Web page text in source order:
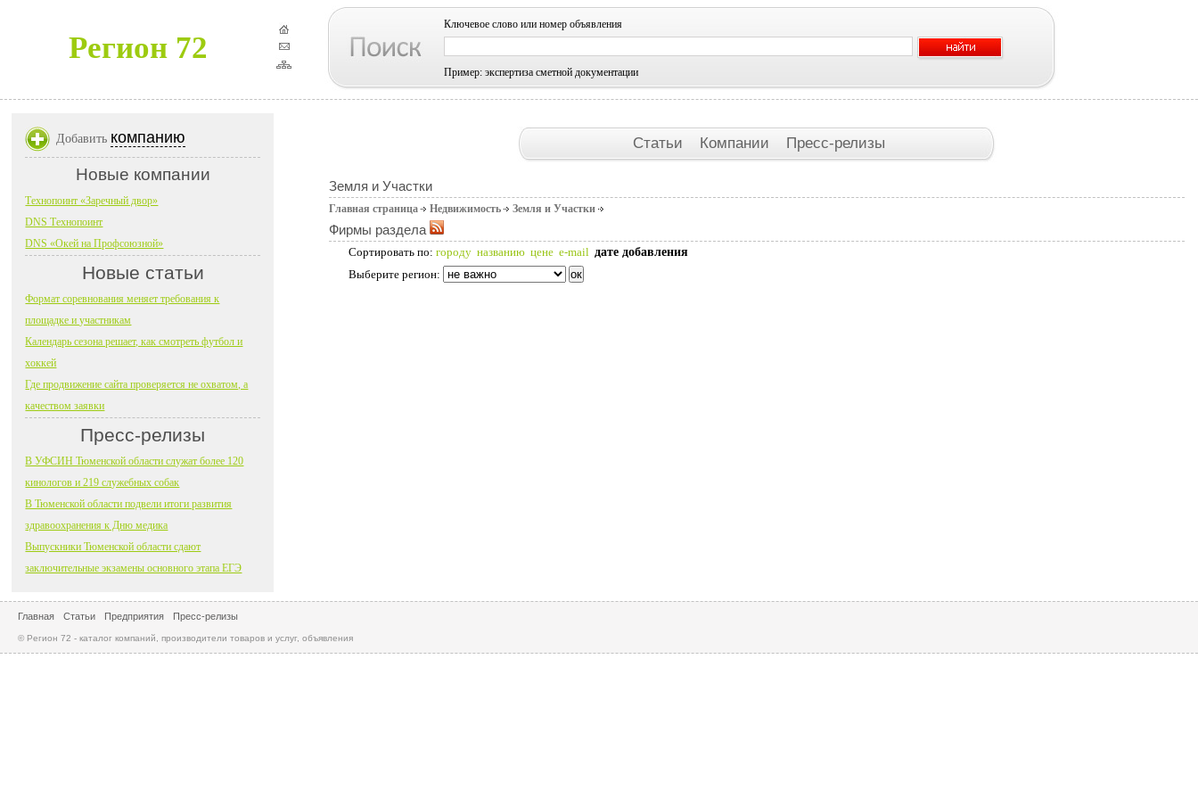
Регион 72
Ключевое слово или номер объявления
Пример: экспертиза сметной документации
Статьи Компании Пресс-релизы
Земля и Участки
Главная страница Недвижимость Земля и Участки
Фирмы раздела
Сортировать по: городу названию цене e-mail дате добавления
Выберите регион:
Добавить компанию
Новые компании
Технопоинт «Заречный двор»
DNS Технопоинт
DNS «Окей на Профсоюзной»
Новые статьи
Формат соревнования меняет требования к
площадке и участникам
Календарь сезона решает, как смотреть футбол и
хоккей
Где продвижение сайта проверяется не охватом, а
качеством заявки
Пресс-релизы
В УФСИН Тюменской области служат более 120
кинологов и 219 служебных собак
В Тюменской области подвели итоги развития
здравоохранения к Дню медика
Выпускники Тюменской области сдают
заключительные экзамены основного этапа ЕГЭ
Главная Статьи Предприятия Пресс-релизы
© Регион 72 - каталог компаний, производители товаров и услуг, объявления